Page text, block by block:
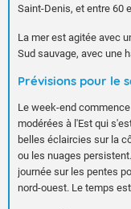
Saint-Denis, et entre 60
La mer est agitée avec
Sud sauvage, avec une
Prévisions pour le
Le week-end
modérées à l'Est qui
belles éclaircies sur la
ou les nuages
journée sur les pentes
nord-ouest. Le temps